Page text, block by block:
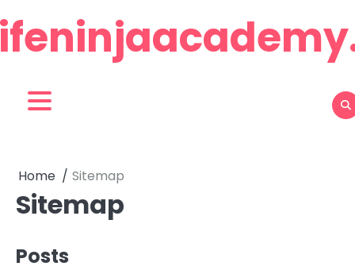
to
content
Home Sitemap
Sitemap
Posts